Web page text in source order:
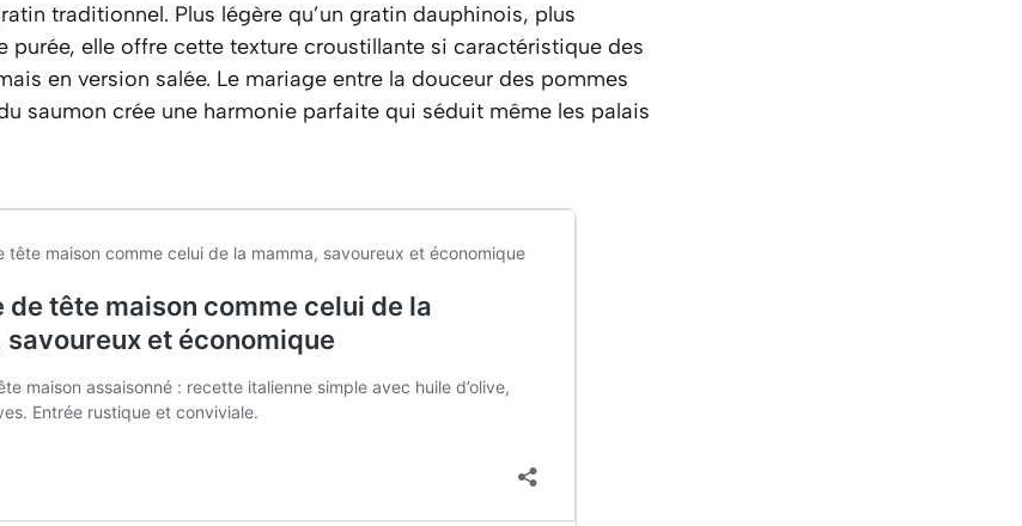
traditionnel. Plus légère qu’un gratin dauphinois, plus
purée, elle offre cette texture croustillante si caractéristique des
en version salée. Le mariage entre la douceur des pommes
saumon crée une harmonie parfaite qui séduit même les palais